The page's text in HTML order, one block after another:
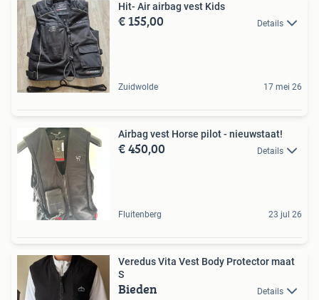
Hit- Air airbag vest Kids
€ 155,00 Details
Zuidwolde 17 mei 26
Airbag vest Horse pilot - nieuwstaat!
€ 450,00 Details
Fluitenberg 23 jul 26
Veredus Vita Vest Body Protector maat
S
Bieden Details